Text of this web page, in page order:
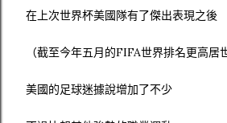
在上次世界杯美國隊有了傑出表現之後
（截至今年五月的FIFA世界排名更高居
美國的足球迷據說增加了不少